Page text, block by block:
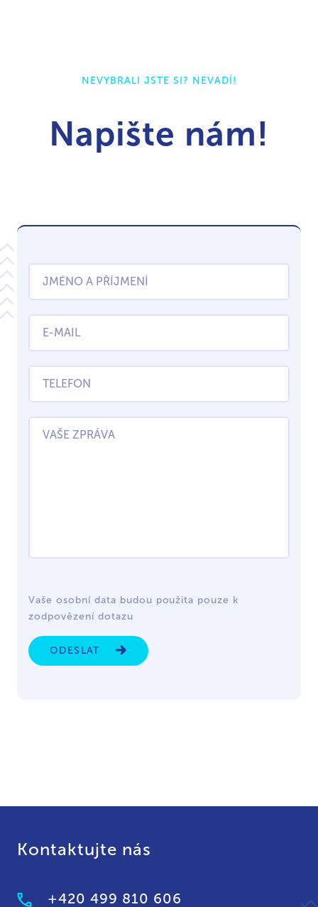
NEVYBRALI JSTE SI? NEVADÍ!
Napište nám!
Vaše osobní data budou použita pouze k
zodpovězení dotazu
ODESLAT
Kontaktujte nás
+420 499 810 606